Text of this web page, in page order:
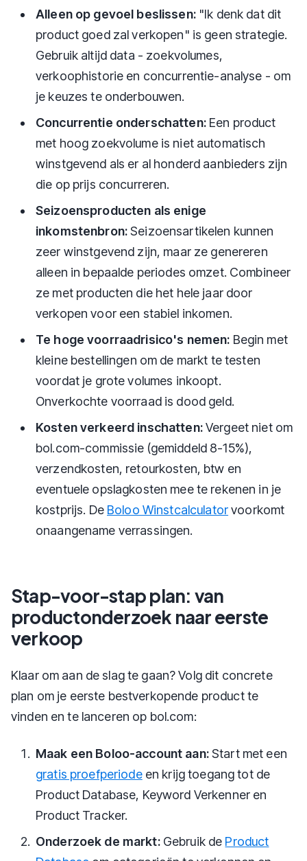
Alleen op gevoel beslissen:"Ik denk dat dit
product goed zal verkopen" is geen strategie.
Gebruik altijd data - zoekvolumes,
verkoophistorie en concurrentie-analyse - om
je keuzes te onderbouwen.
Concurrentie onderschatten:Een product
met hoog zoekvolume is niet automatisch
winstgevend als er al honderd aanbieders zijn
die op prijs concurreren.
Seizoensproducten als enige
inkomstenbron:Seizoensartikelen kunnen
zeer winstgevend zijn, maar ze genereren
alleen in bepaalde periodes omzet. Combineer
ze met producten die het hele jaar door
verkopen voor een stabiel inkomen.
Te hoge voorraadrisico's nemen: Begin met
kleine bestellingen om de markt te testen
voordat je grote volumes inkoopt.
Onverkochte voorraad is dood geld.
Kosten verkeerd inschatten:Vergeet niet om
bol.com-commissie (gemiddeld 8-15%),
verzendkosten, retourkosten, btw en
eventuele opslagkosten mee te rekenen in je
kostprijs. De Boloo Winstcalculatorvoorkomt
onaangename verrassingen.
Stap-voor-stap plan: van
productonderzoek naar eerste
verkoop
Klaar om aan de slag te gaan? Volg dit concrete
plan om je eerste bestverkopende product te
vinden en te lanceren op bol.com:
Maak een Boloo-account aan:Start met een
gratis proefperiodeen krijg toegang tot de
Product Database, Keyword Verkenner en
Product Tracker.
Onderzoek de markt:Gebruik de Product